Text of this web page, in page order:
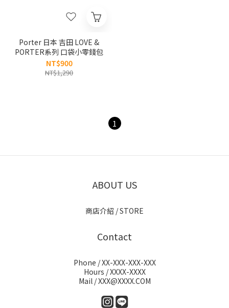
Porter 日本 吉田 LOVE &
PORTER系列 口袋小零錢包
NT$900
NT$1,290
1
ABOUT US
商店介紹 / STORE
Contact
Phone / XX-XXX-XXX-XXX
Hours / XXXX-XXXX
Mail / XXX@XXXX.COM